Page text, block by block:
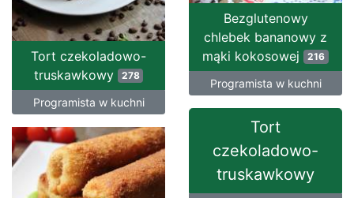
Bezglutenowy
chlebek bananowy z
mąki kokosowej 216
Programista w kuchni
Tort czekoladowo-
truskawkowy
278
Programista w kuchni
Tort
czekoladowo-
truskawkowy